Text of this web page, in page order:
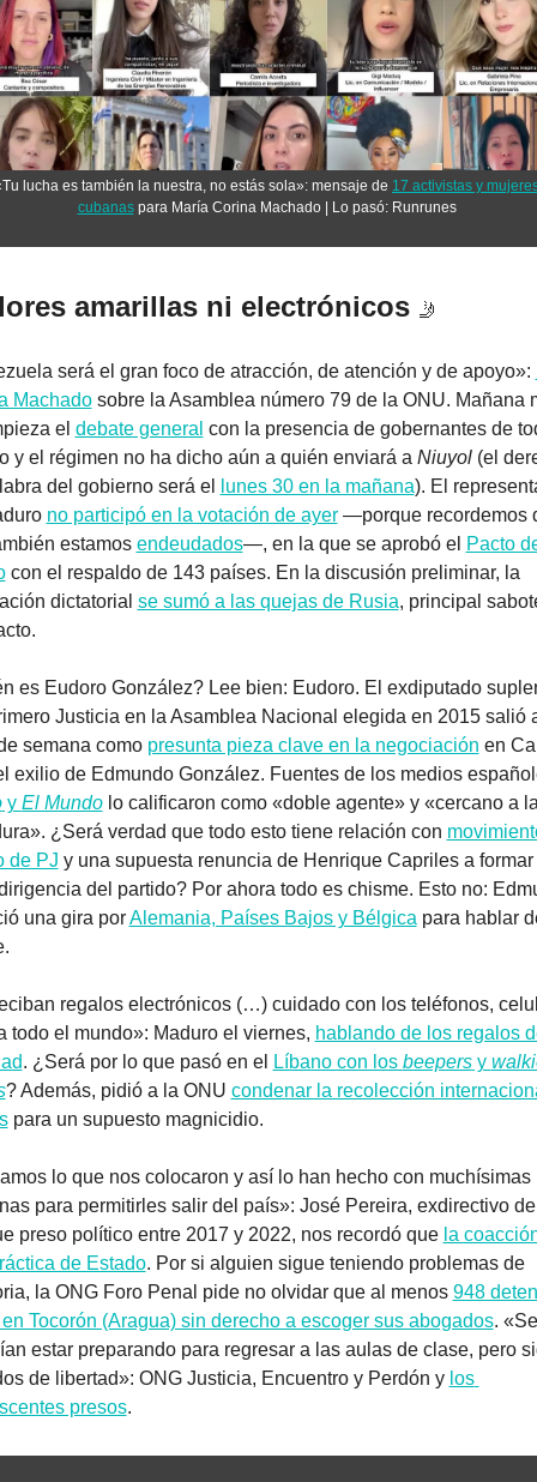
lucha es también la nuestra, no estás sola»: mensaje de 17 activistas y
cubanas para María Corina Machado | Lo pasó: Runrunes
amarillas ni electrónicos 🤳
será el gran foco de atracción, de atención y de apoyo»:
Machado sobre la Asamblea número 79 de la ONU. Mañana
el debate general con la presencia de gobernantes de
y el régimen no ha dicho aún a quién enviará a Niuyol (el
del gobierno será el
lunes 30 en la mañana). El
no participó en la votación de ayer —porque recordemos
estamos endeudados—, en la que se aprobó el Pacto
con el respaldo de 143 países. En la discusión preliminar, la
dictatorial se sumó a las quejas de Rusia, principal
es Eudoro González? Lee bien: Eudoro. El exdiputado
Justicia en la Asamblea Nacional elegida en 2015 salió
semana como presunta pieza clave en la negociación en
exilio de Edmundo González. Fuentes de los medios
y El Mundo lo calificaron como «doble agente» y «cercano a
¿Será verdad que todo esto tiene relación con
de PJ y una supuesta renuncia de Henrique Capriles a formar
del partido? Por ahora todo es chisme. Esto no:
una gira por Alemania, Países Bajos y Bélgica para hablar
regalos electrónicos (…) cuidado con los teléfonos,
todo el mundo»: Maduro el viernes, hablando de los regalos
. ¿Será por lo que pasó en el Líbano con los beepers y
? Además, pidió a la ONU condenar la recolección
para un supuesto magnicidio.
lo que nos colocaron y así lo han hecho con muchísimas
para permitirles salir del país»: José Pereira, exdirectivo
preso político entre 2017 y 2022, nos recordó que la
de Estado. Por si alguien sigue teniendo problemas de
la ONG Foro Penal pide no olvidar que al menos 948
Tocorón (Aragua) sin derecho a escoger sus abogados. «Se
estar preparando para regresar a las aulas de clase, pero
de libertad»: ONG Justicia, Encuentro y Perdón y los
presos.